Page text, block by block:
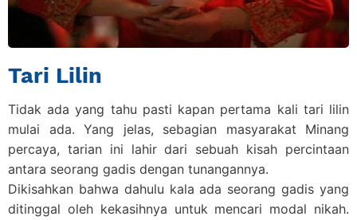
Tari Lilin
Tidak ada yang tahu pasti kapan pertama kali tari lilin
mulai ada. Yang jelas, sebagian masyarakat Minang
percaya, tarian ini lahir dari sebuah kisah percintaan
antara seorang gadis dengan tunangannya.
Dikisahkan bahwa dahulu kala ada seorang gadis yang
ditinggal oleh kekasihnya untuk mencari modal nikah.